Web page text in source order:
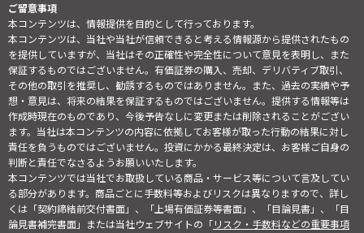
ご留意事項
本コンテンツは、情報提供を目的として行っております。
本コンテンツは、当社や当社が信頼できると考える情報源から提供されたもの
を提供していますが、当社はその正確性や完全性について意見を表明し、また
保証するものではございません。有価証券の購入、売却、デリバティブ取引、
その他の取引を推奨し、勧誘するものではありません。また、過去の実績や予
想・意見は、将来の結果を保証するものではございません。提供する情報等は
作成時現在のものであり、今後予告なしに変更または削除されることがござい
ます。当社は本コンテンツの内容に依拠してお客様が取った行動の結果に対し
責任を負うものではございません。投資にかかる最終決定は、お客様ご自身の
判断と責任でなさるようお願いいたします。
本コンテンツでは当社でお取扱している商品・サービス等について言及してい
る部分があります。商品ごとに手数料等およびリスクは異なりますので、詳し
くは「契約締結前交付書面」、「上場有価証券等書面」、「目論見書」、「目
論見書補完書面」または当社ウェブサイトの「リスク・手数料などの重要事項